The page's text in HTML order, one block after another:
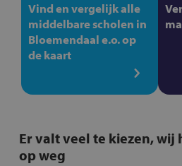
Vind en vergelijk alle
middelbare scholen in
Bloemendaal e.o. op
de kaart
Er valt veel te kiezen, wij
op weg